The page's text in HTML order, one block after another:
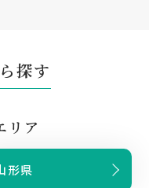
探す
リア
形県